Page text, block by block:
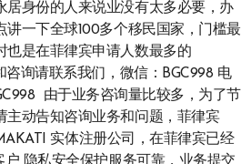
居身份的人来说业没有太多必要，办
讲一下全球100多个移民国家，门槛最
也是在菲律宾申请人数最多的
咨询请联系我们，微信：BGC998 电
由于业务咨询量比较多，为了节
主动告知咨询业务和问题，菲律宾
实体注册公司，在菲律宾已经